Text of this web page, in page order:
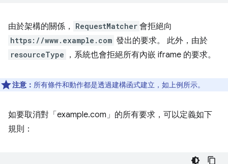
由於架構的關係， RequestMatcher 會拒絕向
https://www.example.com 發出的要求。 此外，由於
resourceType ，系統也會拒絕所有內嵌 iframe 的要求。
注意： 所有條件和動作都是透過建構函式建立，如上例所示。
如要取消對「example.com」的所有要求，可以定義如下
規則：